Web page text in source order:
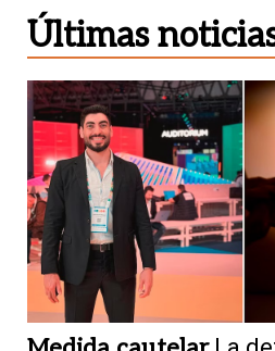
Últimas